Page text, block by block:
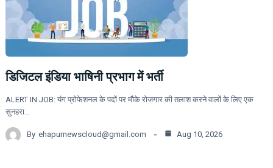
डिजिटल इंडिया भाषिनी प्रभाग में भर्ती
ALERT IN JOB: यंग प्रोफेशनल के पदों पर मौके रोजगार की तलाश करने वालों के लिए एक
सुनहरा…
By ehapurnewscloud@gmail.com Aug 10, 2026